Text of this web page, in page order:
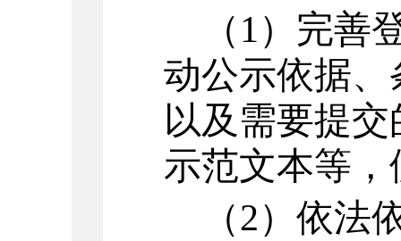
（1） 完善
动公示依据
以及需要提
示范文本等
（2） 依法